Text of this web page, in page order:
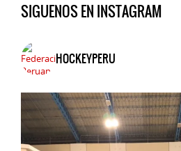
SIGUENOS EN INSTAGRAM
HOCKEYPERU